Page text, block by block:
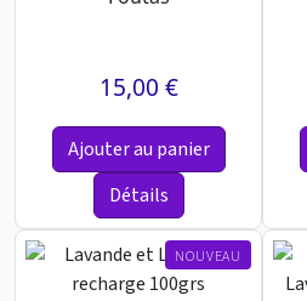
15,00 €
Ajouter au panier
Détails
NOUVEAU